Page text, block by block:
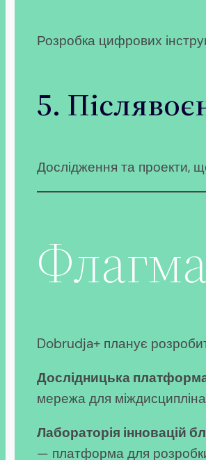
Розробка цифрових
5.
Дослідження та проекти,
Dobrudja+ планує
Дослідницька
мережа для
Лабораторія інновацій
— платформа для розробки